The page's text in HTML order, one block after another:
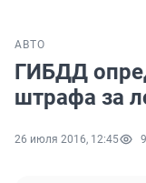
АВТО
ГИБДД
штрафа за
26 июля 2016, 12:45